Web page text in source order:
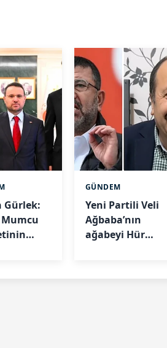
Gürlek:
GÜNDEM
Yeni Partili Veli
Ağbaba’nın
ağabeyi Hür